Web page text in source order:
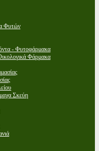
Φυτών
- Φυτοφάρμακα
Φάρμακα
Σκεύη